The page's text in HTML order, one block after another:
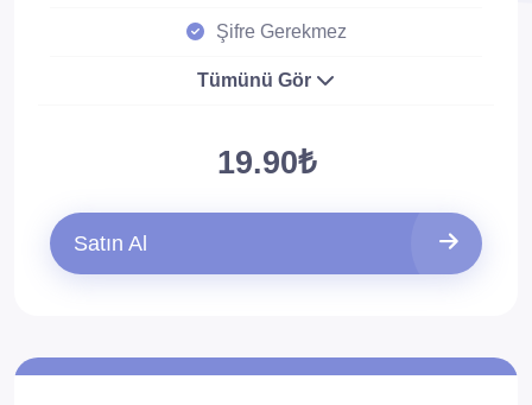
Şifre Gerekmez
Tümünü Gör
19.90₺
Satın Al